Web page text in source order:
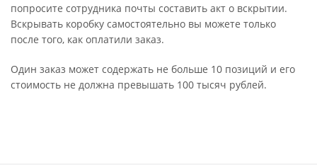
попросите сотрудника почты составить акт о вскрытии.
Вскрывать коробку самостоятельно вы можете только
после того, как оплатили заказ.
Один заказ может содержать не больше 10 позиций и его
стоимость не должна превышать 100 тысяч рублей.